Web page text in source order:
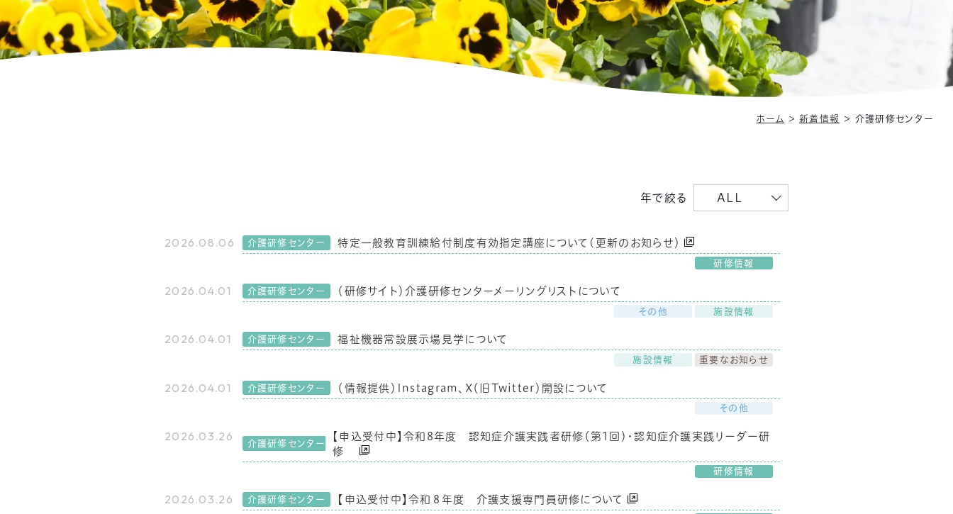
ホーム ＞新着情報 ＞ 介護研修センター
年で絞る ALL
2026.08.06 介護研修センター 特定一般教育訓練給付制度有効指定講座について(更新のお知らせ）
研修情報
2026.04.01 介護研修センター （研修サイト）介護研修センターメーリングリストについて
その他 施設情報
2026.04.01 介護研修センター 福祉機器常設展示場見学について
施設情報 重要なお知らせ
2026.04.01 介護研修センター （情報提供）Instagram、X（旧Twitter）開設について
その他
2026.03.26
介護研修センター
【申込受付中】令和8年度 認知症介護実践者研修（第1回）・認知症介護実践リーダー研
修
研修情報
2026.03.26 介護研修センター 【申込受付中】令和８年度 介護支援専門員研修について